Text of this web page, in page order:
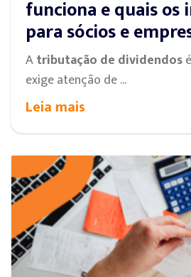
funciona e quais os
para sócios e
Atributação de dividendos
exige atenção de ...
Leia mais